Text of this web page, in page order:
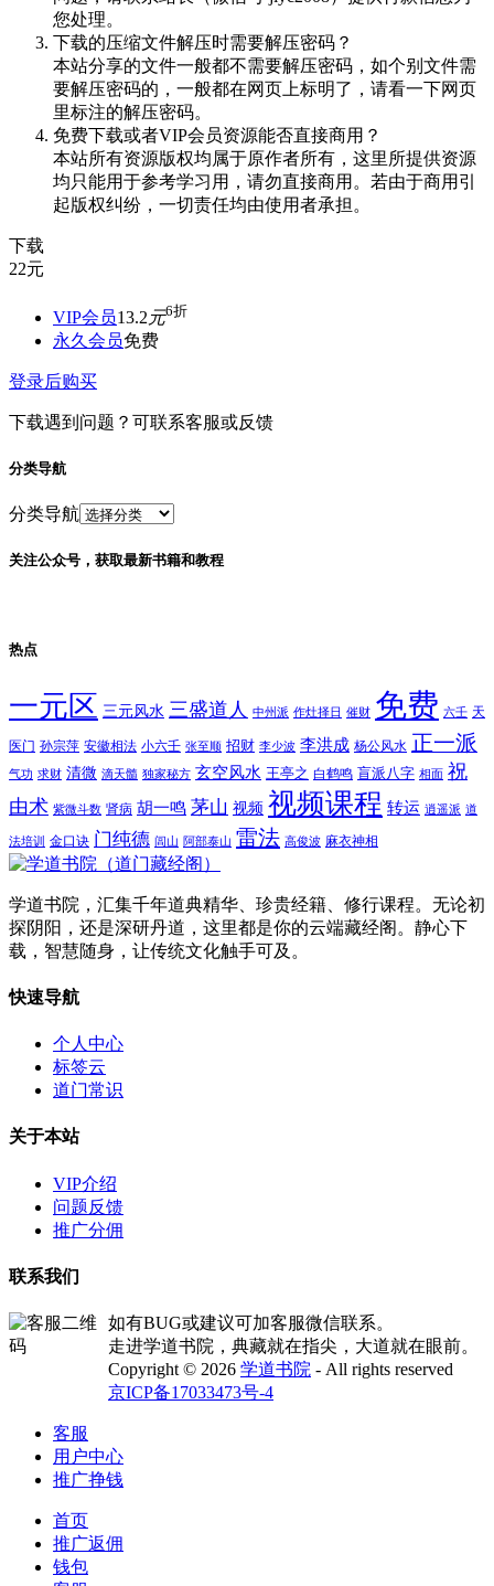
您处理。
下载的压缩文件解压时需要解压密码？
本站分享的文件一般都不需要解压密码，如个别文件需
要解压密码的，一般都在网页上标明了，请看一下网页
里标注的解压密码。
免费下载或者VIP会员资源能否直接商用？
本站所有资源版权均属于原作者所有，这里所提供资源
均只能用于参考学习用，请勿直接商用。若由于商用引
起版权纠纷，一切责任均由使用者承担。
下载
22元
VIP会员13.2 元6折
永久会员免费
登录后购买
下载遇到问题？可联系客服或反馈
分类导航
分类导航
关注公众号，获取最新书籍和教程
热点
一元区 三元风水 三盛道人 中州派 作灶择日 催财 免费 六壬 天
医门 孙宗萍 安徽相法 小六壬 张至顺 招财 李少波 李洪成 杨公风水 正一派
气功 求财 清微 滴天髓 独家秘方 玄空风水 王亭之 白鹤鸣 盲派八字 相面 祝
由术 紫微斗数 肾病 胡一鸣 茅山 视频 视频课程 转运 逍遥派 道
法培训 金口诀 门纯德 闾山 阿部泰山 雷法 高俊波 麻衣神相
学道书院，汇集千年道典精华、珍贵经籍、修行课程。无论初
探阴阳，还是深研丹道，这里都是你的云端藏经阁。静心下
载，智慧随身，让传统文化触手可及。
快速导航
个人中心
标签云
道门常识
关于本站
VIP介绍
问题反馈
推广分佣
联系我们
如有BUG或建议可加客服微信联系。
走进学道书院，典藏就在指尖，大道就在眼前。
Copyright © 2026 学道书院 - All rights reserved
京ICP备17033473号-4
客服
用户中心
推广挣钱
首页
推广返佣
钱包